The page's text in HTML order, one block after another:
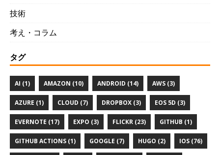
技術
考え・コラム
タグ
AI (1) AMAZON (10) ANDROID (14) AWS (3)
AZURE (1) CLOUD (7) DROPBOX (3) EOS 5D (3)
EVERNOTE (17) EXPO (3) FLICKR (23) GITHUB (1)
GITHUB ACTIONS (1) GOOGLE (7) HUGO (2) IOS (76)